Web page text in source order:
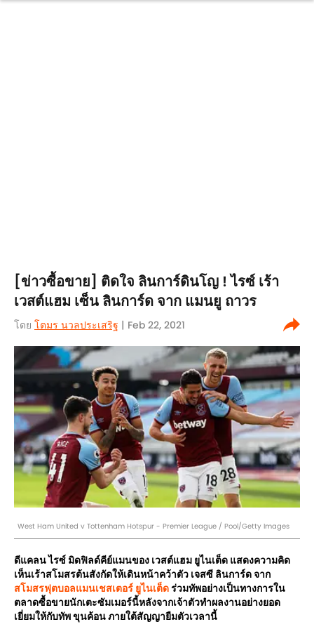
[ข่าวซื้อขาย] ติดใจ ลินการ์ดินโญ ! ไรซ์ เร้า
เวสต์แฮม เซ็น ลินการ์ด จาก แมนยู ถาวร
โดย โตมร นวลประเสริฐ | Feb 22, 2021
West Ham United v Tottenham Hotspur - Premier League / Pool/Getty Images
ดีแคลน ไรซ์ มิดฟิลด์คีย์แมนของ เวสต์แฮม ยูไนเต็ด แสดงความคิด
เห็นเร้าสโมสรต้นสังกัดให้เดินหน้าคว้าตัว เจสซี ลินการ์ด จาก
สโมสรฟุตบอลแมนเชสเตอร์ ยูไนเต็ดร่วมทัพอย่างเป็นทางการใน
ตลาดซื้อขายนักเตะซัมเมอร์นี้หลังจากเจ้าตัวทำผลงานอย่างยอด
เยี่ยมให้กับทัพ ขุนค้อน ภายใต้สัญญายืมตัวเวลานี้